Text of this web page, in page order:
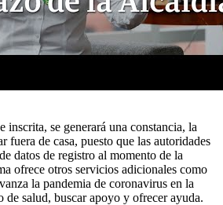
inscrita, se generará una constancia, la
fuera de casa, puesto que las autoridades
datos de registro al momento de la
ofrece otros servicios adicionales como
la pandemia de coronavirus en la
de salud, buscar apoyo y ofrecer ayuda.